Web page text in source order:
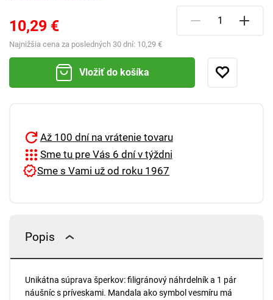
10,29 €
Najnižšia cena za posledných 30 dní: 10,29 €
Vložiť do košíka
Až 100 dní na vrátenie tovaru
Sme tu pre Vás 6 dní v týždni
Sme s Vami už od roku 1967
Popis
Unikátna súprava šperkov: filigránový náhrdelník a 1 pár
náušníc s príveskami. Mandala ako symbol vesmíru má